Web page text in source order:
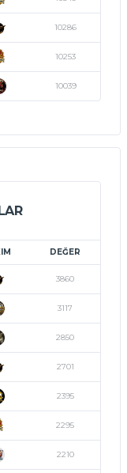
10286
10253
10039
DEĞER
3860
3117
2850
2701
2395
2295
2210